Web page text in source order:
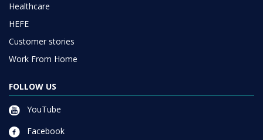
Healthcare
HEFE
Customer stories
Work From Home
FOLLOW US
YouTube
Facebook